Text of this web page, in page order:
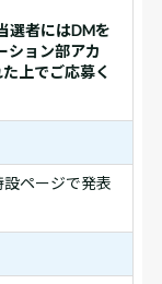
選者にはDMを
ション部アカ
上でご応募く
ページで発表